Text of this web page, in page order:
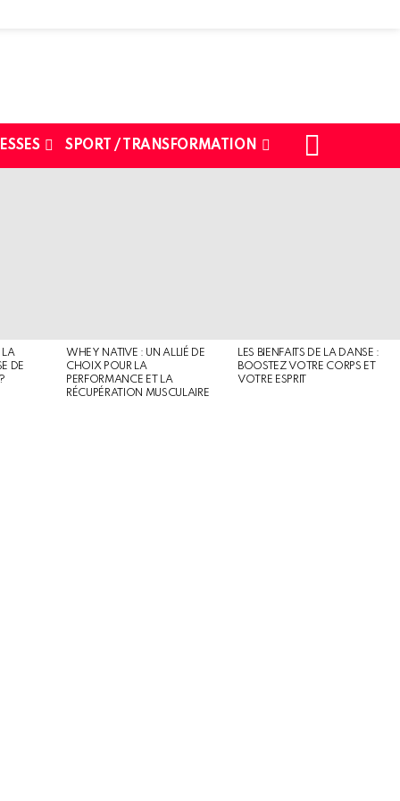
SPORT / TRANSFORMATION
LA
DE
WHEY NATIVE : UN ALLIÉ DE
CHOIX POUR LA
PERFORMANCE ET LA
RÉCUPÉRATION MUSCULAIRE
LES BIENFAITS DE LA DANSE :
BOOSTEZ VOTRE CORPS ET
VOTRE ESPRIT